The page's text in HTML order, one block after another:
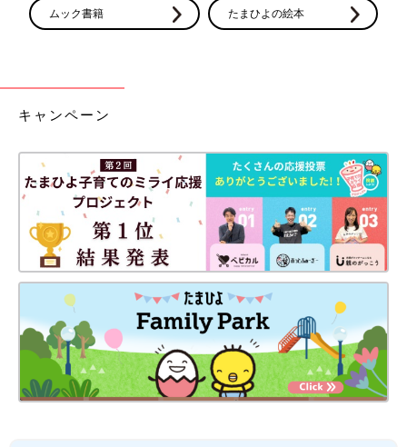
ムック書籍 たまひよの絵本
キャンペーン